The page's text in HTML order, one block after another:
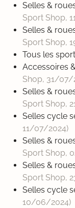
Selles &
Sport Shop,
Selles &
Sport Shop,
Tous les
Accessoires
Shop, 31/07/
Selles &
Sport Shop,
Selles cycle
11/07/2024)
Selles &
Sport Shop,
Selles &
Sport Shop,
Selles cycle
10/06/2024)